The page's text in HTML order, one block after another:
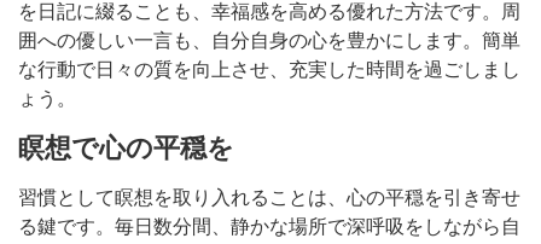
を日記に綴ることも、幸福感を高める優れた方法です。周
囲への優しい一言も、自分自身の心を豊かにします。簡単
な行動で日々の質を向上させ、充実した時間を過ごしまし
ょう。
瞑想で心の平穏を
習慣として瞑想を取り入れることは、心の平穏を引き寄せ
る鍵です。毎日数分間、静かな場所で深呼吸をしながら自